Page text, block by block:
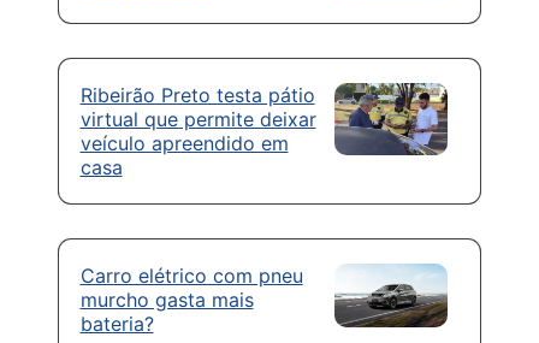
Ribeirão Preto testa pátio
virtual que permite deixar
veículo apreendido em
casa
Carro elétrico com pneu
murcho gasta mais
bateria?